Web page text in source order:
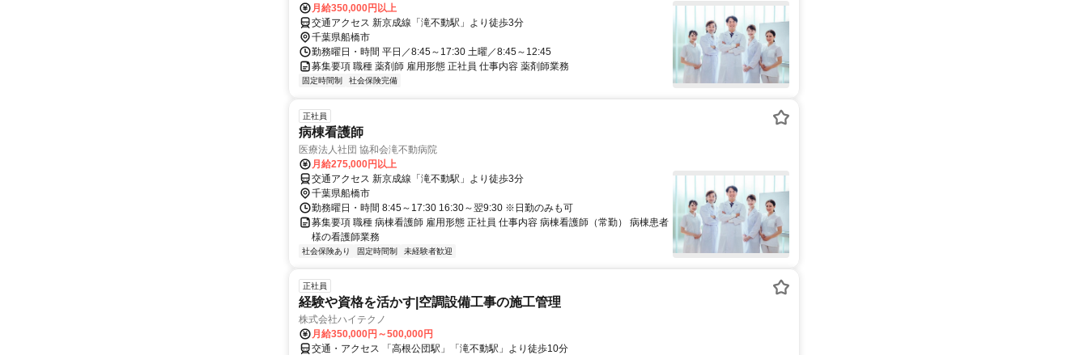
月給350,000円以上
交通アクセス 新京成線「滝不動駅」より徒歩3分
千葉県船橋市
勤務曜日・時間 平日／8:45～17:30 土曜／8:45～12:45
募集要項 職種 薬剤師 雇用形態 正社員 仕事内容 薬剤師業務
固定時間制 社会保険完備
正社員
病棟看護師
医療法人社団 協和会滝不動病院
月給275,000円以上
交通アクセス 新京成線「滝不動駅」より徒歩3分
千葉県船橋市
勤務曜日・時間 8:45～17:30 16:30～翌9:30 ※日勤のみも可
募集要項 職種 病棟看護師 雇用形態 正社員 仕事内容 病棟看護師（常勤） 病棟患者
様の看護師業務
社会保険あり 固定時間制 未経験者歓迎
正社員
経験や資格を活かす|空調設備工事の施工管理
株式会社ハイテクノ
月給350,000円～500,000円
交通・アクセス 「高根公団駅」「滝不動駅」より徒歩10分